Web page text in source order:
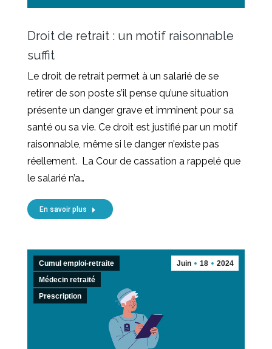
Droit de retrait : un motif raisonnable
suffit
Le droit de retrait permet à un salarié de se
retirer de son poste s’il pense qu’une situation
présente un danger grave et imminent pour sa
santé ou sa vie. Ce droit est justifié par un motif
raisonnable, même si le danger n’existe pas
réellement. La Cour de cassation a rappelé que
le salarié n’a…
En savoir plus
Juin 18 2024
Cumul emploi-retraite
Médecin retraité
Prescription